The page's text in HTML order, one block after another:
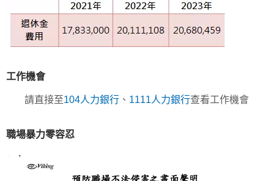
工作機會
請直接至104人力銀行 、 1111人力銀行查看工作機會
職場暴力零容忍